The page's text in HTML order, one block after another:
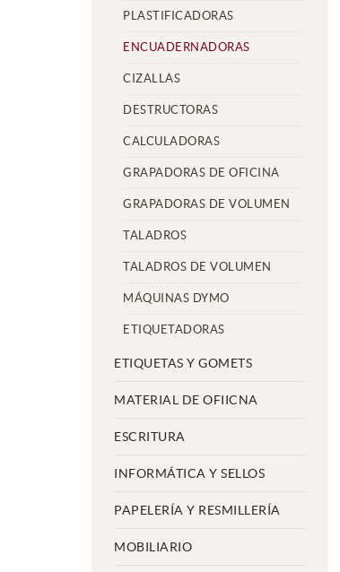
PLASTIFICADORAS
ENCUADERNADORAS
CIZALLAS
DESTRUCTORAS
CALCULADORAS
GRAPADORAS DE OFICINA
GRAPADORAS DE VOLUMEN
TALADROS
TALADROS DE VOLUMEN
MÁQUINAS DYMO
ETIQUETADORAS
ETIQUETAS Y GOMETS
MATERIAL DE OFIICNA
ESCRITURA
INFORMÁTICA Y SELLOS
PAPELERÍA Y RESMILLERÍA
MOBILIARIO